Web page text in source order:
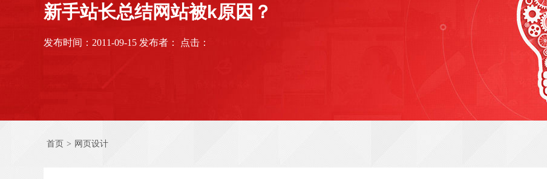
新手站长总结网站被k原因？
发布时间：2011-09-15 发布者： 点击：
首页 > 网页设计